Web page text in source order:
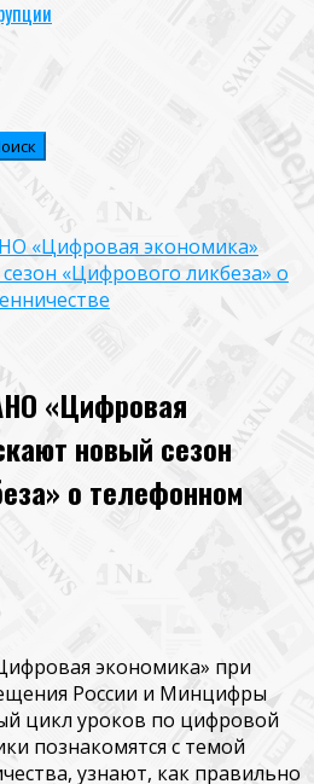
«Цифровая экономика»
«Цифрового ликбеза» о
«Цифровая
новый сезон
о телефонном
экономика» при
России и Минцифры
цикл уроков по цифровой
познакомятся с темой
узнают, как правильно